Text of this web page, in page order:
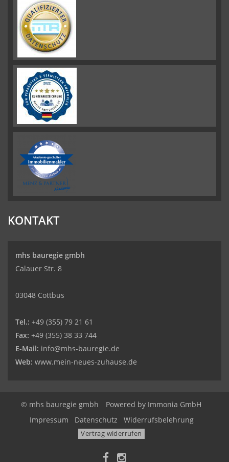
KONTAKT
mhs bauregie gmbh
Calauer Str. 8
03048 Cottbus
Tel.: +49 (355) 79 21 61
Fax: +49 (355) 38 33 744
E-Mail: info@mhs-bauregie.de
Web: www.mein-neues-zuhause.de
© mhs bauregie gmbh Powered by Immonia GmbH
Impressum
Datenschutz Widerrufsbelehrung
Vertrag widerrufen